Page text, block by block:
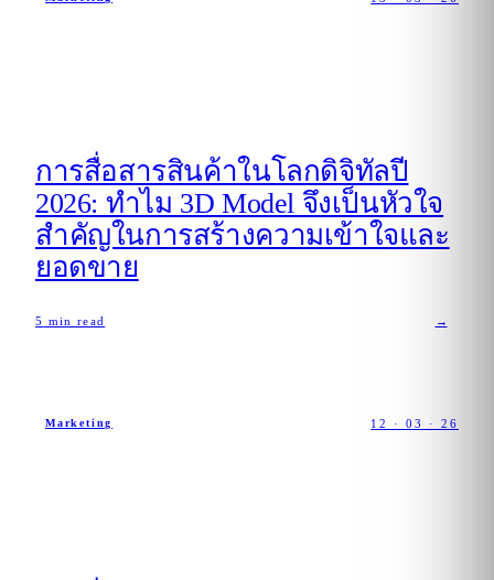
การสื่อสารสินค้าในโลกดิจิทัลปี
2026: ทำไม 3D Model จึงเป็นหัวใจ
สำคัญในการสร้างความเข้าใจและ
ยอดขาย
5 min read →
Marketing 12 · 03 · 26